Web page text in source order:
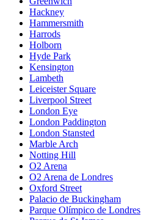
Hackney
Hammersmith
Harrods
Holborn
Hyde Park
Kensington
Lambeth
Leiceister Square
Liverpool Street
London Eye
London Paddington
London Stansted
Marble Arch
Notting Hill
O2 Arena
O2 Arena de Londres
Oxford Street
Palacio de Buckingham
Parque Olímpico de Londres